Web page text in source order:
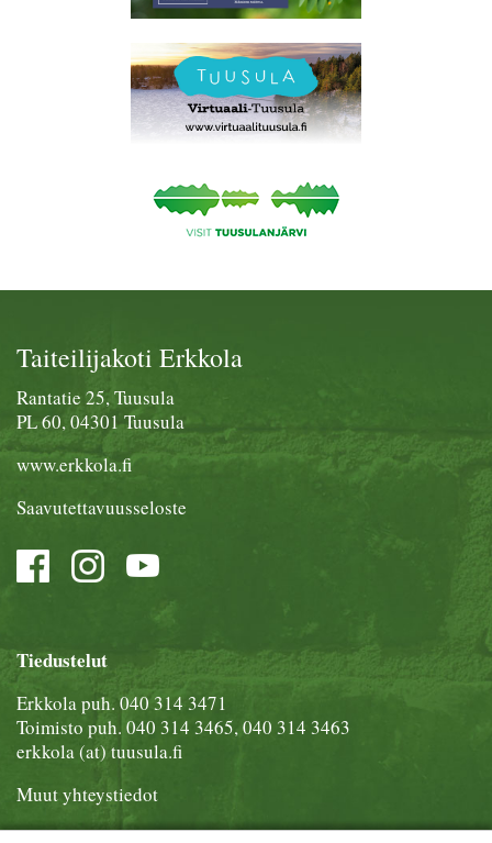
Taiteilijakoti Erkkola
Rantatie 25, Tuusula
PL 60, 04301 Tuusula
www.erkkola.fi
Saavutettavuusseloste
Tiedustelut
Erkkola puh.040 314 3471
Toimisto puh. 040 314 3465, 040 314 3463
erkkola (at) tuusula.fi
Muut yhteystiedot
Tilaa Kulttuuriuutiset-uutiskirje sähköpostiisi